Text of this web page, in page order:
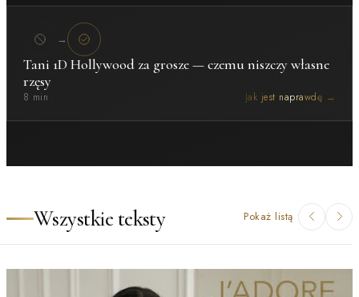
→
Tani 1D Hollywood za grosze — czemu niszczy własne
rzęsy
8 min Jak jest naprawdę →
Wszystkie teksty Pokaż listą